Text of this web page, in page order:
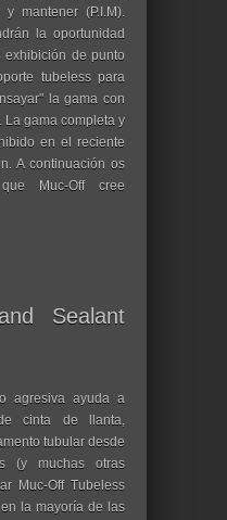
mantener (P.I.M).
la oportunidad
exhibición de punto
tubeless para
la gama con
La gama completa y
en el reciente
A continuación os
Muc-Off cree
Sealant
agresiva ayuda a
cinta de llanta,
tubular desde
(y muchas otras
Muc-Off Tubeless
la mayoría de las